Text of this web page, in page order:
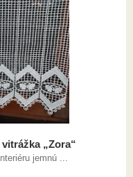
„Zora“
jemnú ...